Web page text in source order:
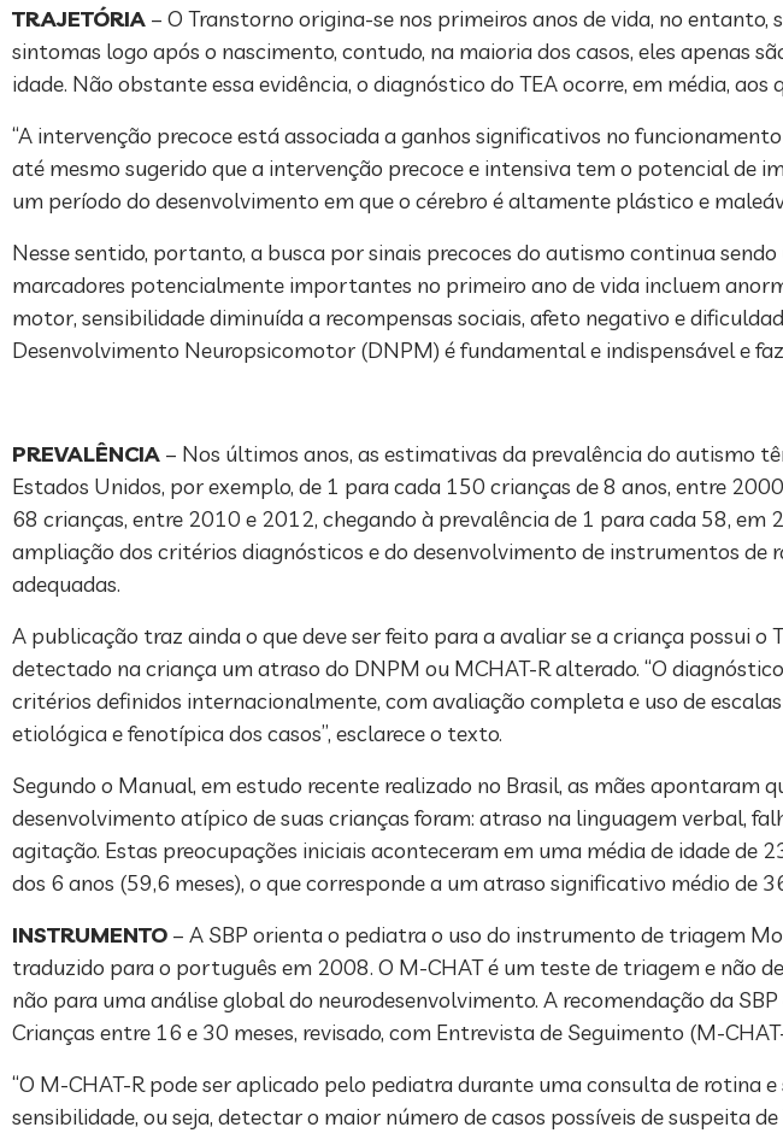
TRAJETÓRIA – O Transtorno origina-se nos primeiros anos de vida, no
sintomas logo após o nascimento, contudo, na maioria dos casos, eles apenas
idade. Não obstante essa evidência, o diagnóstico do TEA ocorre, em média, aos
“A intervenção precoce está associada a ganhos significativos no
até mesmo sugerido que a intervenção precoce e intensiva tem o potencial de
um período do desenvolvimento em que o cérebro é altamente plástico e
Nesse sentido, portanto, a busca por sinais precoces do autismo continua
marcadores potencialmente importantes no primeiro ano de vida incluem
motor, sensibilidade diminuída a recompensas sociais, afeto negativo e
Desenvolvimento Neuropsicomotor (DNPM) é fundamental e indispensável e
PREVALÊNCIA – Nos últimos anos, as estimativas da prevalência do autismo
Estados Unidos, por exemplo, de 1 para cada 150 crianças de 8 anos, entre
68 crianças, entre 2010 e 2012, chegando à prevalência de 1 para cada 58, em
ampliação dos critérios diagnósticos e do desenvolvimento de instrumentos
adequadas.
A publicação traz ainda o que deve ser feito para a avaliar se a criança possui o
detectado na criança um atraso do DNPM ou MCHAT-R alterado. “O
critérios definidos internacionalmente, com avaliação completa e uso de
etiológica e fenotípica dos casos”, esclarece o texto.
Segundo o Manual, em estudo recente realizado no Brasil, as mães apontaram
desenvolvimento atípico de suas crianças foram: atraso na linguagem verbal,
agitação. Estas preocupações iniciais aconteceram em uma média de idade de
dos 6 anos (59,6 meses), o que corresponde a um atraso significativo médio de
INSTRUMENTO – A SBP orienta o pediatra o uso do instrumento de triagem
traduzido para o português em 2008. O M-CHAT é um teste de triagem e não
não para uma análise global do neurodesenvolvimento. A recomendação da
Crianças entre 16 e 30 meses, revisado, com Entrevista de Seguimento (M-
“O M-CHAT-R pode ser aplicado pelo pediatra durante uma consulta de rotina
sensibilidade, ou seja, detectar o maior número de casos possíveis de suspeita